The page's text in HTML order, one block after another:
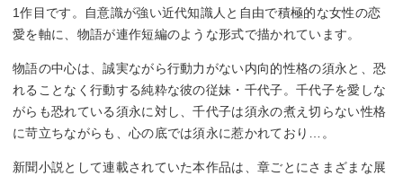
1作目です。自意識が強い近代知識人と自由で積極的な女性の恋
愛を軸に、物語が連作短編のような形式で描かれています。
物語の中心は、誠実ながら行動力がない内向的性格の須永と、恐
れることなく行動する純粋な彼の従妹・千代子。千代子を愛しな
がらも恐れている須永に対し、千代子は須永の煮え切らない性格
に苛立ちながらも、心の底では須永に惹かれており…。
新聞小説として連載されていた本作品は、章ごとにさまざまな展